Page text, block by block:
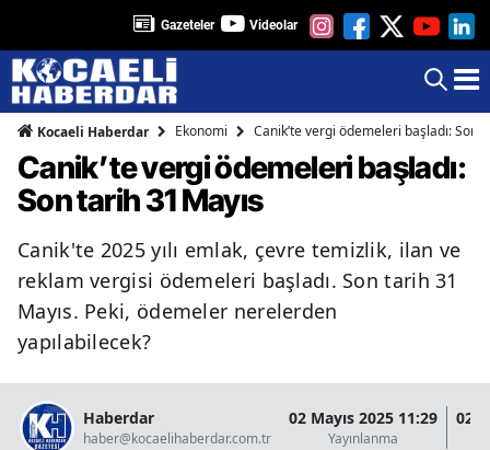
Gazeteler Videolar
Kocaeli Haberdar Ekonomi Canik’te vergi ödemeleri başladı: Son
Canik’te vergi ödemeleri başladı:
Son tarih 31 Mayıs
Canik'te 2025 yılı emlak, çevre temizlik, ilan ve
reklam vergisi ödemeleri başladı. Son tarih 31
Mayıs. Peki, ödemeler nerelerden
yapılabilecek?
Haberdar
haber@kocaelihaberdar.com.tr
02 Mayıs 2025 11:29
Yayınlanma
02